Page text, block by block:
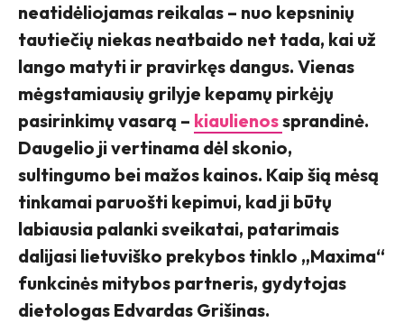
neatidėliojamas reikalas – nuo kepsninių
tautiečių niekas neatbaido net tada, kai už
lango matyti ir pravirkęs dangus. Vienas
mėgstamiausių grilyje kepamų pirkėjų
pasirinkimų vasarą – kiaulienossprandinė.
Daugelio ji vertinama dėl skonio,
sultingumo bei mažos kainos. Kaip šią mėsą
tinkamai paruošti kepimui, kad ji būtų
labiausia palanki sveikatai, patarimais
dalijasi lietuviško prekybos tinklo „Maxima“
funkcinės mitybos partneris, gydytojas
dietologas Edvardas Grišinas.